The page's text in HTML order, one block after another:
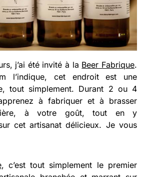
j’ai été invité à la Beer Fabrique.
l’indique, cet endroit est une
tout simplement. Durant 2 ou 4
à fabriquer et à brasser
à votre goût, tout en y
cet artisanat délicieux. Je vous
, c’est tout simplement le premier